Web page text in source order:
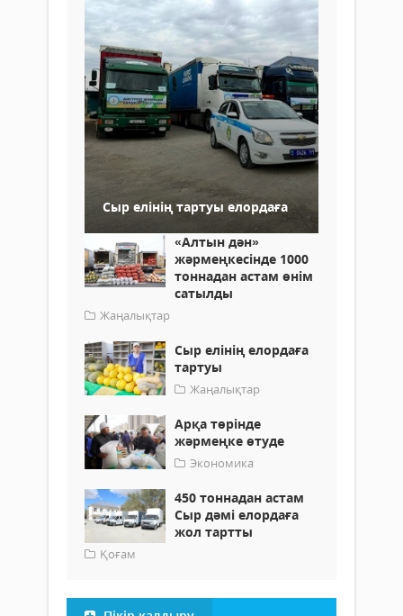
Сыр елінің тартуы елордаға
«Алтын дән»
жәрмеңкесінде 1000
тоннадан астам өнім
сатылды
Жаңалықтар
Сыр елінің елордаға
тартуы
Жаңалықтар
Арқа төрінде
жәрмеңке өтуде
Экономика
450 тоннадан астам
Сыр дәмі елордаға
жол тартты
Қоғам